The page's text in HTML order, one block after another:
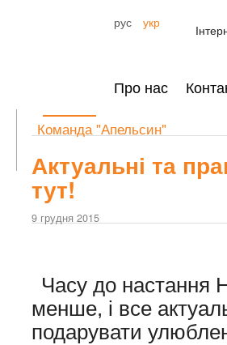
рус укр
Про нас
Команда "Апельсин"
Актуальні та
тут!
9 грудня 2015
Часу до настання
менше, і все
подарувати